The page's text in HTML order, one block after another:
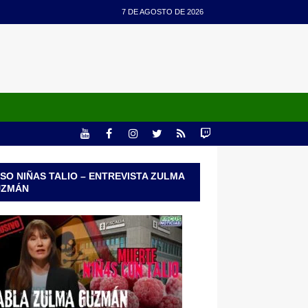
7 DE AGOSTO DE 2026
NIÑAS TALIO – ENTREVISTA ZULMA